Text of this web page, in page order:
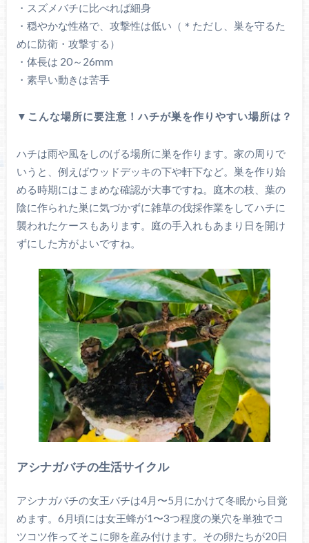
・スズメバチに比べれば細身
・穏やかな性格で、攻撃性は低い（＊ただし、巣を守るた
めに防衛・攻撃する）
・体長は 20～26mm
・素早い動きは苦手
▼こんな場所に要注意！ハチが巣を作りやすい場所は？
ハチは雨や風をしのげる場所に巣を作ります。家の周りで
いうと、例えばウッドデッキの下や軒下など。巣を作り始
める時期にはこまめな確認が大事ですね。庭木の枝、葉の
陰に作られた巣に気づかずに雑草の伐採作業をしてハチに
襲われたケースもあります。庭の手入れもあまり日を開け
ずにした方がよいですね。
アシナガバチの生活サイクル
アシナガバチの女王バチは4月〜5月にかけて冬眠から目覚
めます。6月頃には女王蜂が1〜3つ程度の巣穴を単独でコ
ツコツ作ってそこに卵を産み付けます。その卵たちが20日